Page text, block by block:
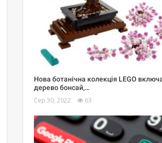
Нова ботанічна колекція LEGO
дерево бонсай,…
Сер 30, 2022 63